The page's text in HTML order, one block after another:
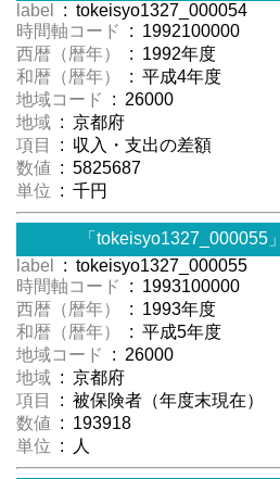
label
: tokeisyo1327_000054
時間軸コード
: 1992100000
西暦（暦年）
: 1992年度
和暦（暦年）
: 平成4年度
地域コード
: 26000
地域 : 京都府
項目
: 収入・支出の差額
数値 : 5825687
単位 : 千円
「tokeisyo1327_000055
label
: tokeisyo1327_000055
時間軸コード
: 1993100000
西暦（暦年）
: 1993年度
和暦（暦年）
: 平成5年度
地域コード
: 26000
地域 : 京都府
項目
: 被保険者（年度末現在）
数値 : 193918
単位 : 人